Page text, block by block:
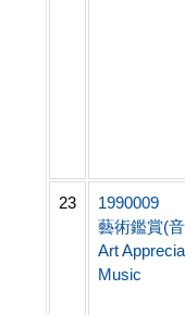
23
1990009
藝術鑑賞(
Art
Music